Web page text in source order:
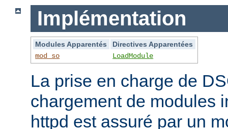
Implémentation
Modules Apparentés
Directives Apparentées
mod_so
LoadModule
La prise en charge de
chargement de modules
httpd est assuré par un